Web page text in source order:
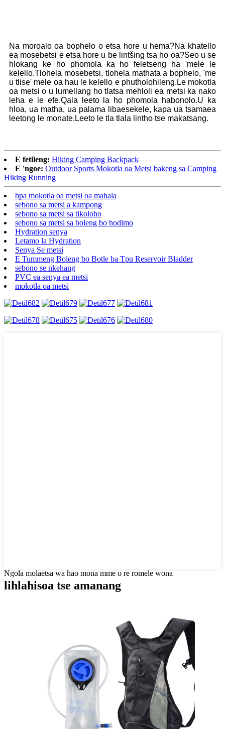
Na moroalo oa bophelo o etsa hore u hema?Na khatello
ea mosebetsi e etsa hore u be lintšing tsa ho oa?Seo u se
hlokang ke ho phomola ka ho feletseng ha 'mele le
kelello.Tlohela mosebetsi, tlohela mathata a bophelo, 'me
u tlise' mele oa hau le kelello e phutholohileng.Le mokotla
oa metsi o u lumellang ho tlatsa mehloli ea metsi ka nako
leha e le efe.Qala leeto la ho phomola habonolo.U ka
hloa, ua matha, ua palama libaesekele, kapa ua tsamaea
leetong le monate.Leeto le tla tlala lintho tse makatsang.
E fetileng: Hiking Camping Backpack
E 'ngoe: Outdoor Sports Mokotla oa Metsi bakeng sa Camping
Hiking Running
bpa mokotla oa metsi oa mahala
sebono sa metsi a kampong
sebono sa metsi sa tikoloho
sebono sa metsi sa boleng bo hodimo
Hydration senya
Letamo la Hydration
Senya Se metsi
E Tummeng Boleng bo Botle ba Tpu Reservoir Bladder
sebono se nkehang
PVC ea senya ea metsi
mokotla oa metsi
Ngola molaetsa wa hao mona mme o re romele wona
lihlahisoa tse amanang